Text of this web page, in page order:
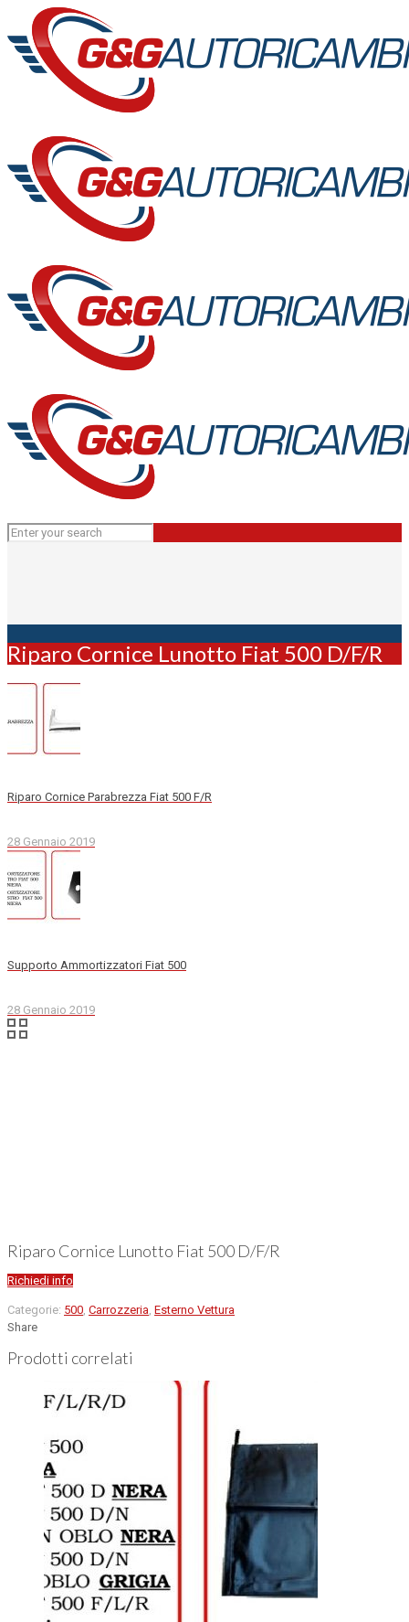
Riparo Cornice Lunotto Fiat 500 D/F/R
Riparo Cornice Parabrezza Fiat 500 F/R
28 Gennaio 2019
Supporto Ammortizzatori Fiat 500
28 Gennaio 2019
Riparo Cornice Lunotto Fiat 500 D/F/R
Richiedi info
Categorie: 500 Carrozzeria Esterno Vettura
Share
Prodotti correlati